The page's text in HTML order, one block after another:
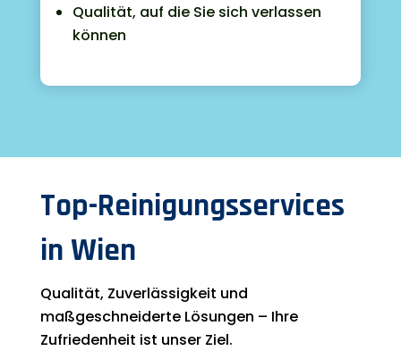
Qualität, auf die Sie sich verlassen
können
Top-Reinigungsservices
in Wien
Qualität, Zuverlässigkeit und
maßgeschneiderte Lösungen – Ihre
Zufriedenheit ist unser Ziel.